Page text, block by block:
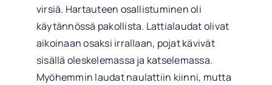
virsiä. Hartauteen osallistuminen oli
käytännössä pakollista. Lattialaudat olivat
aikoinaan osaksi irrallaan, pojat kävivät
sisällä oleskelemassa ja katselemassa.
Myöhemmin laudat naulattiin kiinni, mutta